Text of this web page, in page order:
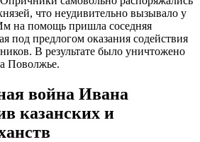
что неудивительно вызывало у
на помощь пришла соседняя
под предлогом оказания содействия
В результате было уничтожено
Поволжье.
война Ивана
казанских и